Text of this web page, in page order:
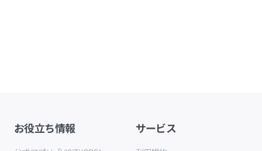
お役立ち情報 サービス